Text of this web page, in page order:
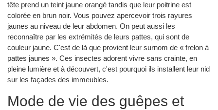
tête prend un teint jaune orangé tandis que leur poitrine est
colorée en brun noir. Vous pouvez apercevoir trois rayures
jaunes au niveau de leur abdomen. On peut aussi les
reconnaître par les extrémités de leurs pattes, qui sont de
couleur jaune. C'est de là que provient leur surnom de « frelon à
pattes jaunes ». Ces insectes adorent vivre sans crainte, en
pleine lumière et à découvert, c'est pourquoi ils installent leur nid
sur les façades des immeubles.
Mode de vie des guêpes et